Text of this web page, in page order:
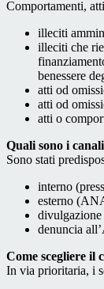
Comportamenti,
illeciti
illeciti che
benessere
atti od
atti od
atti o
Quali sono i
Sono stati
interno
esterno
denuncia
Come scegliere il
In via prioritaria, i